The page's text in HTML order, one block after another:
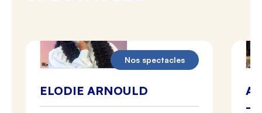
Nos spectacles
ELODIE ARNOULD
–